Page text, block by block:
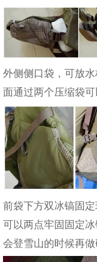
外侧侧口袋，可放
面通过两个压缩袋
前袋下方双冰镐固
可以两点牢固固定
会登雪山的时候再做